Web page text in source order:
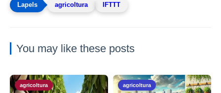
agricoltura IFTTT
You may like these posts
agricoltura agricoltura